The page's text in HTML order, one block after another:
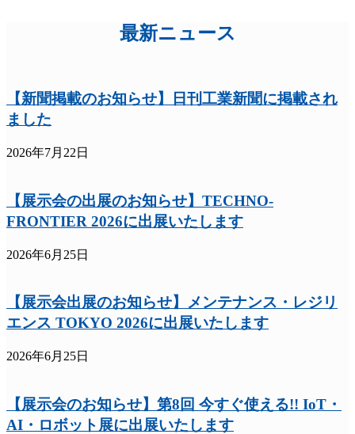
最新ニュース
【新聞掲載のお知らせ】日刊工業新聞に掲載され
ました
2026年7月22日
【展示会の出展のお知らせ】TECHNO-
FRONTIER 2026に出展いたします
2026年6月25日
【展示会出展のお知らせ】メンテナンス・レジリ
エンス TOKYO 2026に出展いたします
2026年6月25日
【展示会のお知らせ】第8回 今すぐ使える!! IoT・
AI・ロボット展に出展いたします